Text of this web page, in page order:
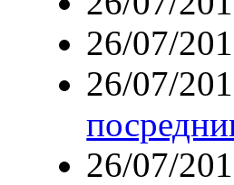
26/07/
26/07/
26/07/